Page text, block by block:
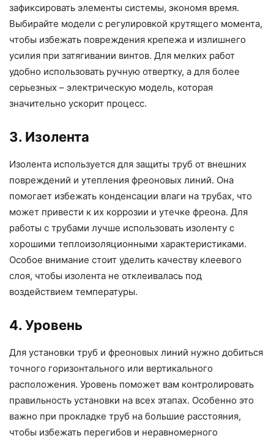
зафиксировать элементы системы, экономя время.
Выбирайте модели с регулировкой крутящего момента,
чтобы избежать повреждения крепежа и излишнего
усилия при затягивании винтов. Для мелких работ
удобно использовать ручную отвертку, а для более
серьезных – электрическую модель, которая
значительно ускорит процесс.
3. Изолента
Изолента используется для защиты труб от внешних
повреждений и утепления фреоновых линий. Она
помогает избежать конденсации влаги на трубах, что
может привести к их коррозии и утечке фреона. Для
работы с трубами лучше использовать изоленту с
хорошими теплоизоляционными характеристиками.
Особое внимание стоит уделить качеству клеевого
слоя, чтобы изолента не отклеивалась под
воздействием температуры.
4. Уровень
Для установки труб и фреоновых линий нужно добиться
точного горизонтального или вертикального
расположения. Уровень поможет вам контролировать
правильность установки на всех этапах. Особенно это
важно при прокладке труб на большие расстояния,
чтобы избежать перегибов и неравномерного